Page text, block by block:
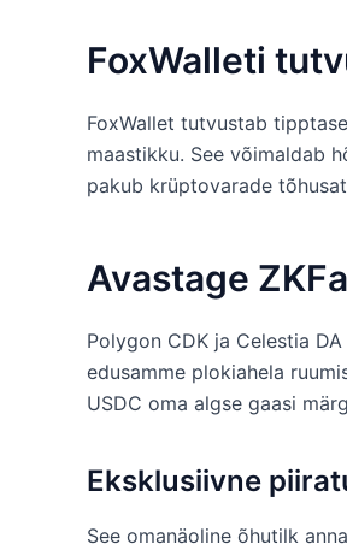
FoxWalleti
FoxWallet tutvustab
maastikku. See võimaldab
pakub krüptovarade
Avastage
Polygon CDK ja Celestia
edusamme plokiahela
USDC oma algse gaasi
Eksklusiivne
See omanäoline õhutilk